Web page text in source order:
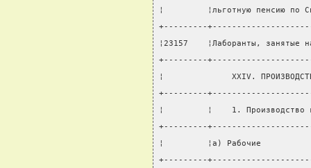
¦         ¦льготную пенсию
+---------
¦23157    ¦Лаборанты,
+---------
¦              XXIV.
+---------
¦         ¦    1. Производство
+---------
¦         ¦а) Рабочие
+---------